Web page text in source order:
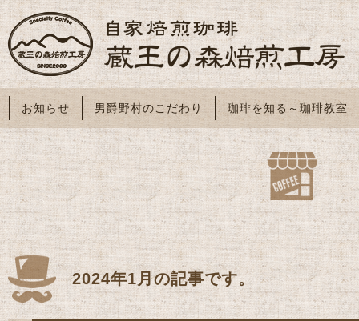
お知らせ 男爵野村のこだわり 珈琲を知る～珈琲教室
2024年1月の記事です。